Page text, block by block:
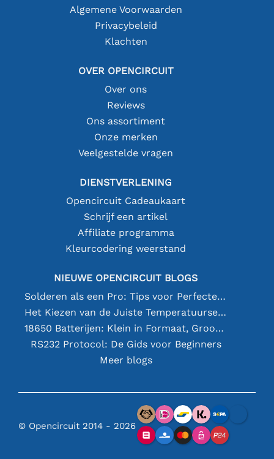
Algemene Voorwaarden
Privacybeleid
Klachten
OVER OPENCIRCUIT
Over ons
Reviews
Ons assortiment
Onze merken
Veelgestelde vragen
DIENSTVERLENING
Opencircuit Cadeaukaart
Schrijf een artikel
Affiliate programma
Kleurcodering weerstand
NIEUWE OPENCIRCUIT BLOGS
Solderen als een Pro: Tips voor Perfecte Elektronische Verbindingen
Het Kiezen van de Juiste Temperatuursensor [youtube]
18650 Batterijen: Klein in Formaat, Groot in Prestatie
RS232 Protocol: De Gids voor Beginners
Meer blogs
© Opencircuit 2014 - 2026